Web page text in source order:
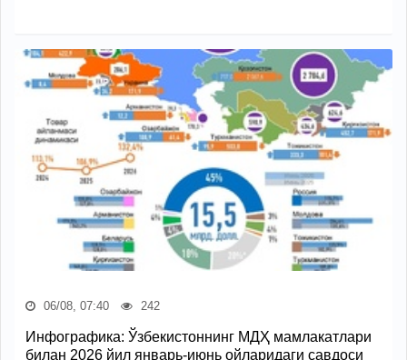
06/08, 07:40 242
Инфографика: Ўзбекистоннинг МДҲ мамлакатлари
билан 2026 йил январь-июнь ойларидаги савдоси